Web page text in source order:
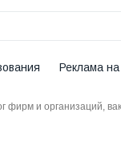
Реклама
фирм и организаций,